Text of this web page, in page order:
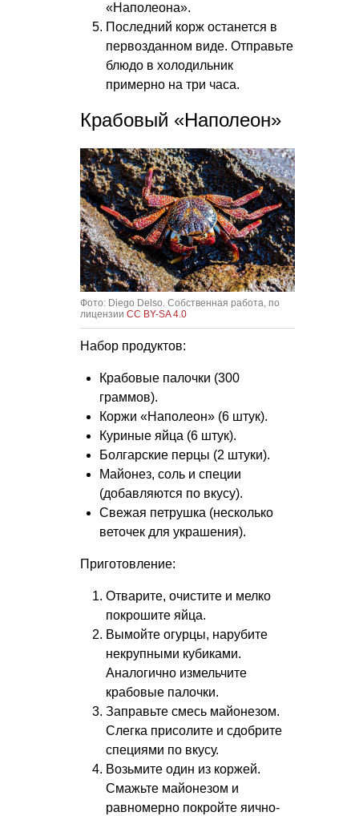
«Наполеона».
Последний корж останется в
первозданном виде. Отправьте
блюдо в холодильник
примерно на три часа.
Крабовый «Наполеон»
Фото: Diego Delso. Собственная работа, по
лицензии CC BY-SA 4.0
Набор продуктов:
Крабовые палочки (300
граммов).
Коржи «Наполеон» (6 штук).
Куриные яйца (6 штук).
Болгарские перцы (2 штуки).
Майонез, соль и специи
(добавляются по вкусу).
Свежая петрушка (несколько
веточек для украшения).
Приготовление:
Отварите, очистите и мелко
покрошите яйца.
Вымойте огурцы, нарубите
некрупными кубиками.
Аналогично измельчите
крабовые палочки.
Заправьте смесь майонезом.
Слегка присолите и сдобрите
специями по вкусу.
Возьмите один из коржей.
Смажьте майонезом и
равномерно покройте яично-